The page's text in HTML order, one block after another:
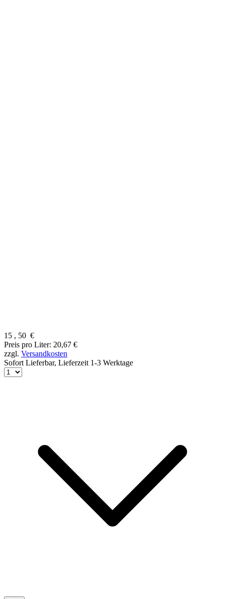
15 , 50 €
Preis pro Liter: 20,67 €
zzgl. Versandkosten
Sofort Lieferbar, Lieferzeit 1-3 Werktage